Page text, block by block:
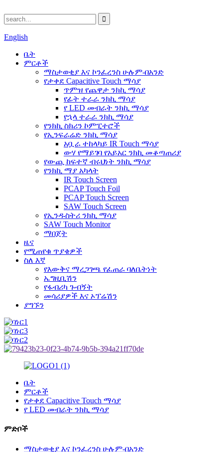
English
ቤት
ምርቶች
ማስታወቂያ እና ኮንፈረንስ ሁሉም-በአንድ
የታቀደ Capacitive Touch ማሳያ
ጥምዝ የጨዋታ ንክኪ ማሳያ
የፊት ተራራ ንክኪ ማሳያ
የ LED መብራት ንክኪ ማሳያ
የኋላ ተራራ ንክኪ ማሳያ
የንክኪ ስክሪን ኮምፒተሮች
የኢንፍራሬድ ንክኪ ማሳያ
አቧራ ተከላካይ IR Touch ማሳያ
ውሃ የማይገባ የአይአር ንክኪ መቆጣጠሪያ
የውጪ ከፍተኛ ብሩህነት ንክኪ ማሳያ
የንክኪ ማያ አካላት
IR Touch Screen
PCAP Touch Foil
PCAP Touch Screen
SAW Touch Screen
የኢንዱስትሪ ንክኪ ማሳያ
SAW Touch Monitor
ማበጀት
ዜና
የሚጠየቁ ጥያቄዎች
ስለ እኛ
የእውቅና ማረጋገጫ የፈጠራ ባለቤትነት
ኤግዚቢሽን
የፋብሪካ ጉብኝት
መሳሪያዎች እና ኦፕሬሽን
ያግኙን
ቤት
ምርቶች
የታቀደ Capacitive Touch ማሳያ
የ LED መብራት ንክኪ ማሳያ
ምድቦች
ማስታወቂያ እና ኮንፈረንስ ሁሉም-በአንድ